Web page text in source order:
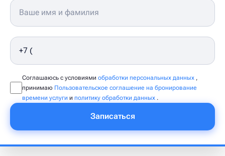
Соглашаюсь с условиями обработки персональных данных ,
принимаю Пользовательское соглашение на бронирование
времени услуги и политику обработки данных .
Записаться